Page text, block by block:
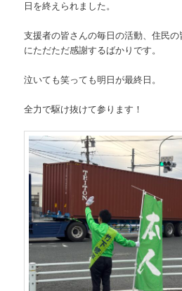
日を終えられました。
支援者の皆さんの毎日の活動、住民
にただただ感謝するばかりです。
泣いても笑っても明日が最終日。
全力で駆け抜けて参ります！